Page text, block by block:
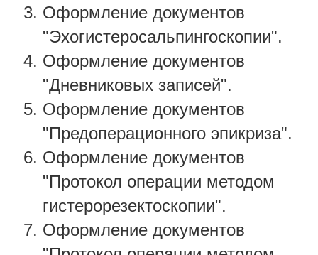
Оформление документов
"Эхогистеросальпингоскопии".
Оформление документов
"Дневниковых записей".
Оформление документов
"Предоперационного эпикриза".
Оформление документов
"Протокол операции методом
гистерорезектоскопии".
Оформление документов